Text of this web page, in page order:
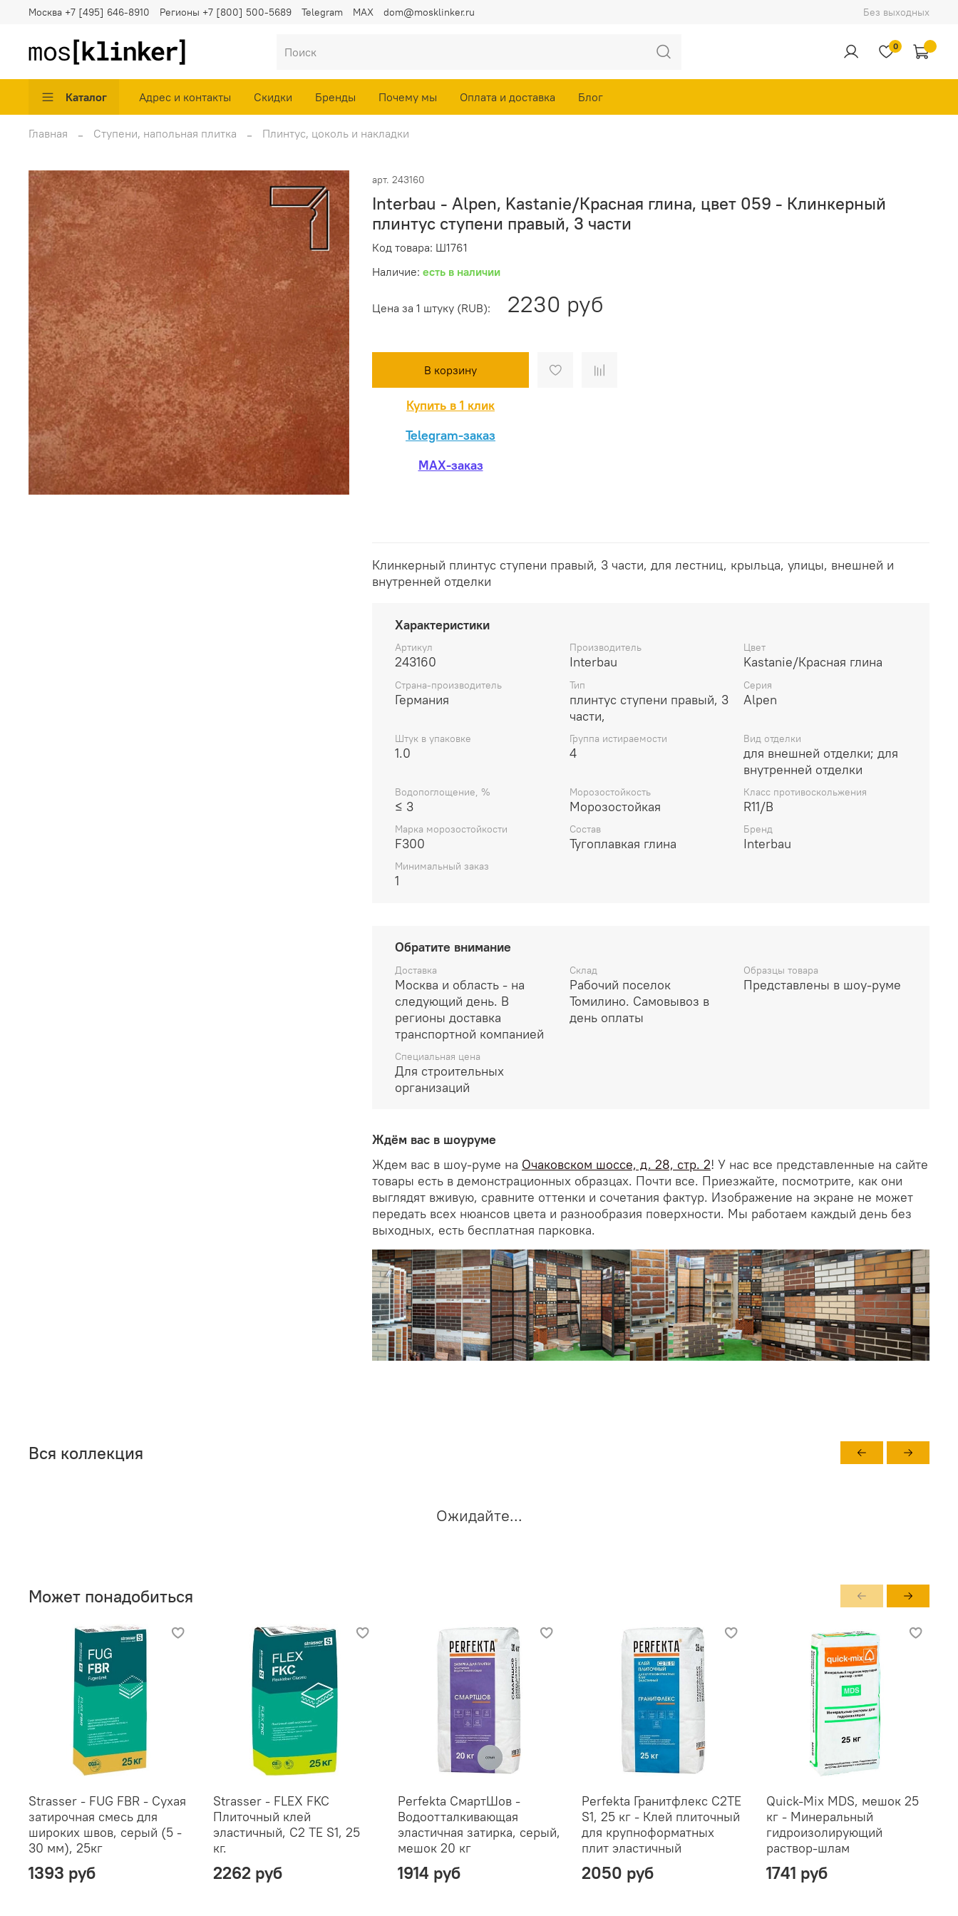
Без выходных
Москва +7 [495] 646-8910 Регионы +7 [800] 500-5689 Telegram MAX dom@mosklinker.ru
0
Каталог Адрес и контакты Скидки Бренды Почему мы Оплата и доставка Блог
Главная Ступени, напольная плитка Плинтус, цоколь и накладки
арт. 243160
Interbau - Alpen, Kastanie/Красная глина, цвет 059 - Клинкерный
плинтус ступени правый, 3 части
Код товара: Ш1761
Наличие: есть в наличии
Цена за 1 штуку (RUB): 2230 руб
В корзину
Купить в 1 клик
Telegram-заказ
MAX-заказ
Клинкерный плинтус ступени правый, 3 части, для лестниц, крыльца, улицы, внешней и
внутренней отделки
Характеристики
Артикул
243160
Производитель
Interbau
Цвет
Kastanie/Красная глина
Страна-производитель
Германия
Тип
плинтус ступени правый, 3
части,
Серия
Alpen
Штук в упаковке
1.0
Группа истираемости
4
Вид отделки
для внешней отделки; для
внутренней отделки
Водопоглощение, %
≤ 3
Морозостойкость
Морозостойкая
Класс противоскольжения
R11/B
Марка морозостойкости
F300
Состав
Тугоплавкая глина
Бренд
Interbau
Минимальный заказ
1
Обратите внимание
Доставка
Москва и область - на
следующий день. В
регионы доставка
транспортной компанией
Склад
Рабочий поселок
Томилино. Самовывоз в
день оплаты
Образцы товара
Представлены в шоу-руме
Специальная цена
Для строительных
организаций
Ждём вас в шоуруме
Ждем вас в шоу-руме на Очаковском шоссе, д. 28, стр. 2! У нас все представленные на сайте
товары есть в демонстрационных образцах. Почти все. Приезжайте, посмотрите, как они
выглядят вживую, сравните оттенки и сочетания фактур. Изображение на экране не может
передать всех нюансов цвета и разнообразия поверхности. Мы работаем каждый день без
выходных, есть бесплатная парковка.
Вся коллекция
Ожидайте...
Может понадобиться
Strasser - FUG FBR - Сухая
затирочная смесь для
широких швов, серый (5 -
30 мм), 25кг
1393 руб
Strasser - FLEX FKC
Плиточный клей
эластичный, C2 TE S1, 25
кг.
2262 руб
Perfekta СмартШов -
Водоотталкивающая
эластичная затирка, серый,
мешок 20 кг
1914 руб
Perfekta Гранитфлекс C2TE
S1, 25 кг - Клей плиточный
для крупноформатных
плит эластичный
2050 руб
Quick-Mix MDS, мешок 25
кг - Минеральный
гидроизолирующий
раствор-шлам
1741 руб